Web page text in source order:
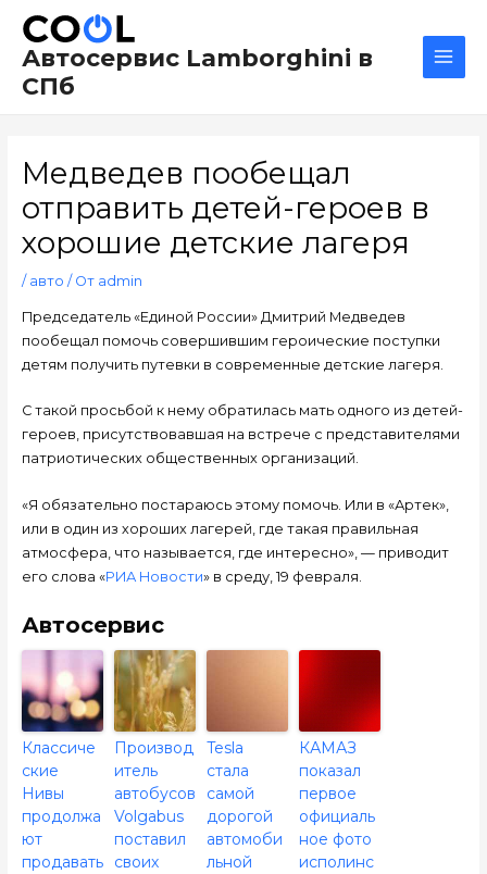
содержимому
Автосервис Lamborghini в
СПб
Медведев пообещал
отправить детей-героев в
хорошие детские лагеря
/ авто / От admin
Председатель «Единой России» Дмитрий Медведев
пообещал помочь совершившим героические поступки
детям получить путевки в современные детские лагеря.
С такой просьбой к нему обратилась мать одного из детей-
героев, присутствовавшая на встрече с представителями
патриотических общественных организаций.
«Я обязательно постараюсь этому помочь. Или в «Артек»,
или в один из хороших лагерей, где такая правильная
атмосфера, что называется, где интересно», — приводит
его слова «РИА Новости» в среду, 19 февраля.
Автосервис
Классиче
ские
Нивы
продолжа
ют
продавать
Производ
итель
автобусов
Volgabus
поставил
своих
Tesla
стала
самой
дорогой
автомоби
льной
КАМАЗ
показал
первое
официаль
ное фото
исполинс
по
записям